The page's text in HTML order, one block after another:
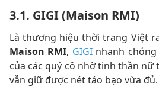
3.1. GIGI (Maison RMI)
Là thương hiệu thời trang Việt
Maison RMI, GIGInhanh chóng
của các quý cô nhờ tinh thần
vẫn giữ được nét táo bạo vừa đủ.